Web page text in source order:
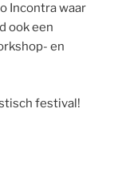
Incontra waar
ook een
en
festival!